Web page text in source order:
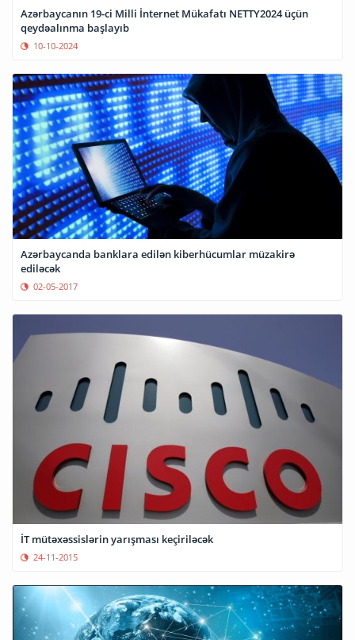
Azərbaycanın 19-ci Milli İnternet Mükafatı NETTY2024 üçün
qeydəalınma başlayıb
10-10-2024
Azərbaycanda banklara edilən kiberhücumlar müzakirə
ediləcək
02-05-2017
İT mütəxəssislərin yarışması keçiriləcək
24-11-2015